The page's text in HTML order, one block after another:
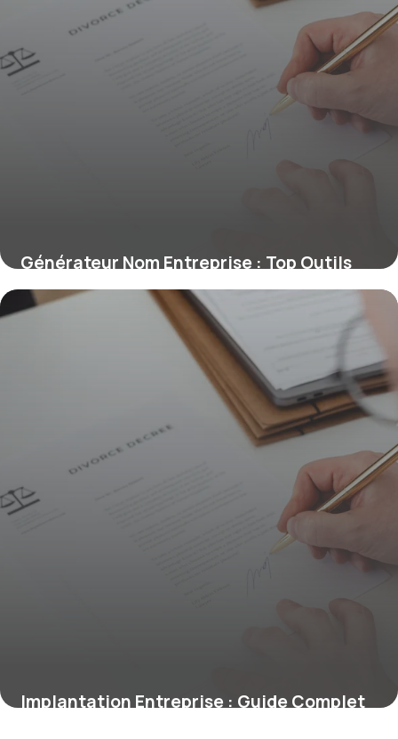
Générateur Nom Entreprise : Top Outils
20 mai 2026
Implantation Entreprise : Guide Complet